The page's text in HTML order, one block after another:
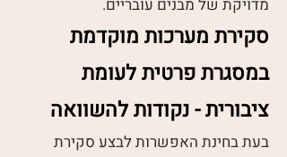
מדויקת של מבנים עובריים.
סקירת מערכות מוקדמת
במסגרת פרטית לעומת
ציבורית - נקודות להשוואה
בעת בחינת האפשרות לבצע סקירת